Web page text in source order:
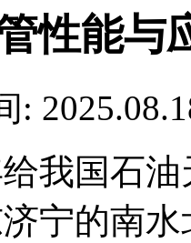
性能与
:
我国石
宁的南